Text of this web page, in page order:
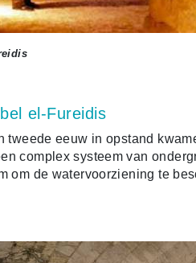
el-Fureidis
tweede eeuw in opstand
complex systeem van
om de watervoorziening te